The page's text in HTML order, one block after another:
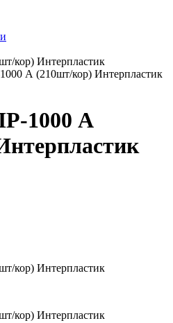
кор) Интерпластик
1000 А
кор) Интерпластик
кор) Интерпластик